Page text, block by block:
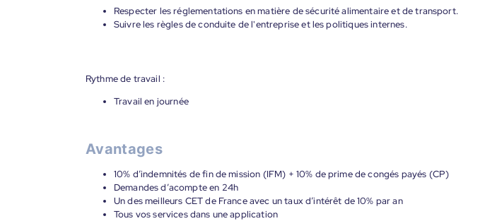
Respecter les réglementations en matière de sécurité alimentaire et de transport.
Suivre les règles de conduite de l'entreprise et les politiques internes.
Rythme de travail :
Travail en journée
Avantages
10% d’indemnités de fin de mission (IFM) + 10% de prime de congés payés (CP)
Demandes d’acompte en 24h
Un des meilleurs CET de France avec un taux d’intérêt de 10% par an
Tous vos services dans une application